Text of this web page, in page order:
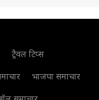
ट्रैवल टिप्स
भाजपा समाचार